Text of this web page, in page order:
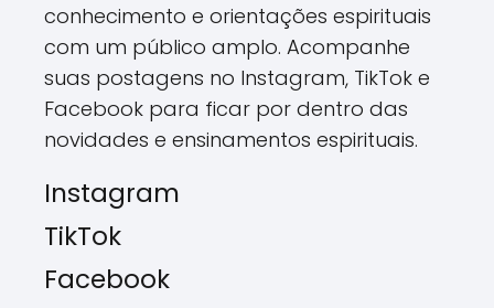
conhecimento e orientações espirituais
com um público amplo. Acompanhe
suas postagens no Instagram, TikTok e
Facebook para ficar por dentro das
novidades e ensinamentos espirituais.
Instagram
TikTok
Facebook